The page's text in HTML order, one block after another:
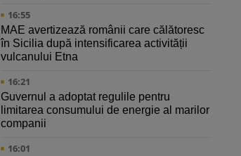
16:55
MAE avertizează românii care călătoresc
în Sicilia după intensificarea activității
vulcanului Etna
16:21
Guvernul a adoptat regulile pentru
limitarea consumului de energie al marilor
companii
16:01